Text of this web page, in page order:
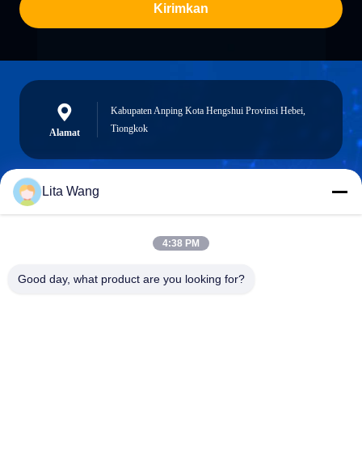
Kirimkan
Alamat
Kabupaten Anping Kota Hengshui Provinsi Hebei,
Tiongkok
Lita Wang
4:38 PM
Good day, what product are you looking for?